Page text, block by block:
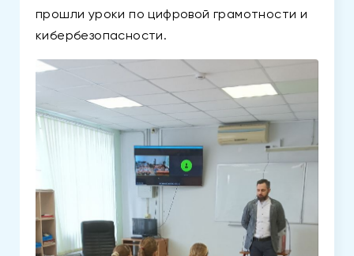
прошли уроки по цифровой грамотности и
кибербезопасности.